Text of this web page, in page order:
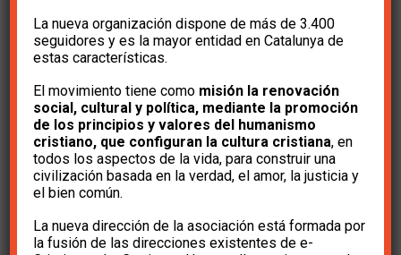
Apreciado amigo/Apreciada amiga:
Una vez más el gobierno de Cataluña vuelve a
poner en la picota a la Iglesia, en este caso con
motivo de labeatificación del joven Joan Roig
i Diggleque fue asesinado durante la guerra
civil por una de las desgraciadamente famosas
«patrullas» que se dedicaban a matar en la
La nueva organización dispone de más de 3.400
seguidores y es la mayor entidad en Catalunya de
estas características.
El movimiento tiene como misión la renovación
social, cultural y política, mediante la promoción
de los principios y valores del humanismo
cristiano, que configuran la cultura cristiana, en
todos los aspectos de la vida, para construir una
civilización basada en la verdad, el amor, la justicia y
el bien común.
La nueva dirección de la asociación está formada por
la fusión de las direcciones existentes de e-